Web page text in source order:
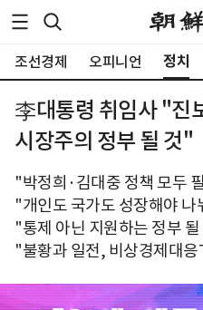
조선경제 오피니언 정치
李대통령 취임사 "진
시장주의 정부 될 것"
"박정희·김대중 정책 모두
"개인도 국가도 성장해야 나
"통제 아닌 지원하는 정부
"불황과 일전, 비상경제대